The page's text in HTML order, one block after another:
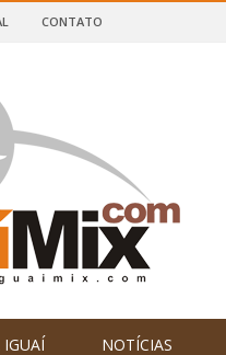
CONTATO
IGUAÍ NOTÍCIAS